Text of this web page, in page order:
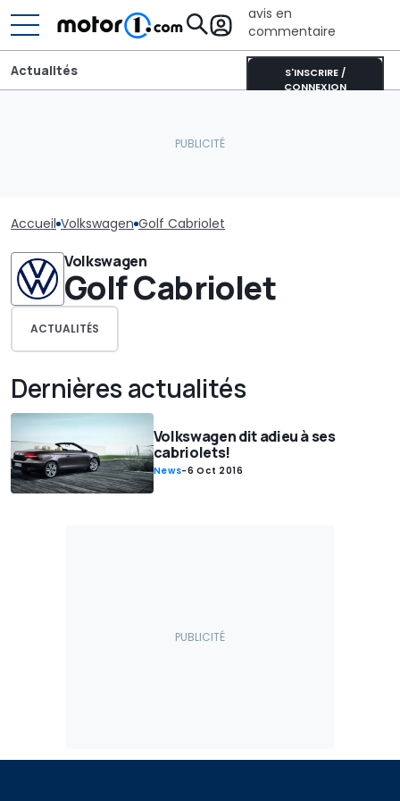
avis en
commentaire
S'INSCRIRE /
CONNEXION
Actualités
Accueil Volkswagen Golf Cabriolet
Volkswagen
Golf Cabriolet
ACTUALITÉS
Dernières actualités
Volkswagen dit adieu à ses
cabriolets!
News-6 Oct 2016